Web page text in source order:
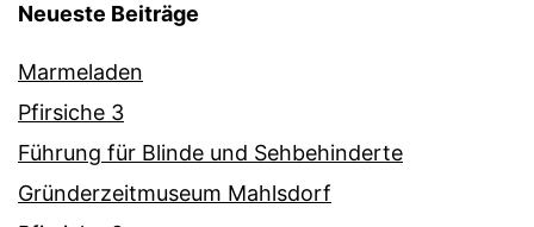
Neueste Beiträge
Marmeladen
Pfirsiche 3
Führung für Blinde und Sehbehinderte
Gründerzeitmuseum Mahlsdorf